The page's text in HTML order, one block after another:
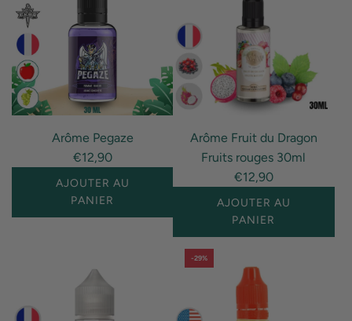
Arôme Pegaze
€12,90
AJOUTER AU
PANIER
interpolation
value
Arôme Fruit du Dragon
Fruits rouges 30ml
€12,90
AJOUTER AU
PANIER
I18n
Error:
interpolation
-29%